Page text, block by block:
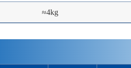
≈4kg